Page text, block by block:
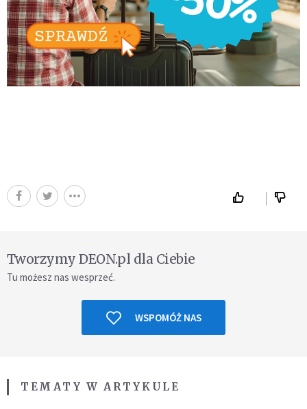
Tworzymy DEON.pl dla Ciebie
Tu możesz nas wesprzeć.
WSPOMÓŻ NAS
TEMATY W ARTYKULE